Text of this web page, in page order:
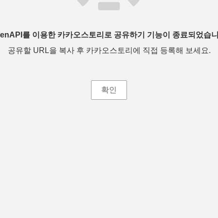
를 이용한 카카오스토리로 공유하기 기능이 종료되었습
공유할 URL을 복사 후 카카오스토리에 직접 등록해 보세요.
확인